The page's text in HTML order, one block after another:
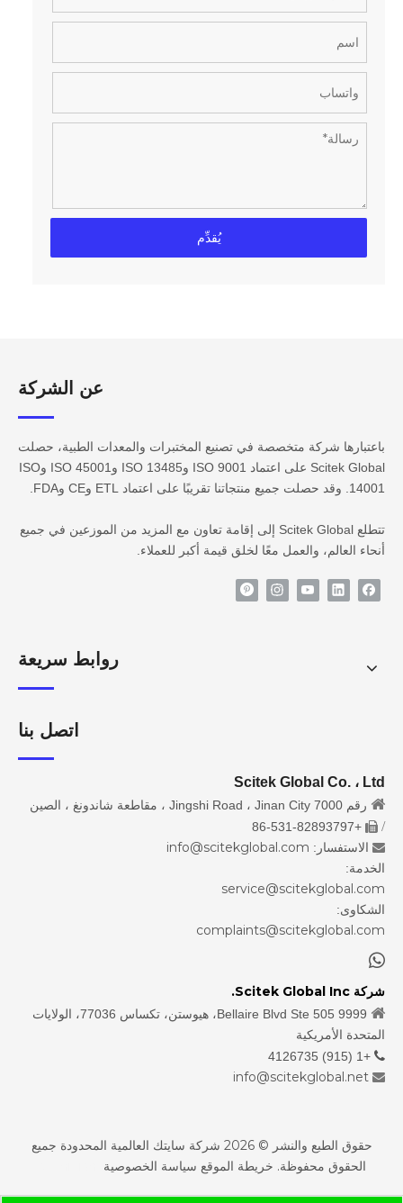
يُقدِّم
عن الشركة​​​​​​
باعتبارها شركة متخصصة في تصنيع المختبرات والمعدات الطبية، حصلت
Scitek Global على اعتماد ISO 9001 وISO 13485 وISO 45001 وISO
14001. وقد حصلت جميع منتجاتنا تقريبًا على اعتماد ETL وCE وFDA.
تتطلع Scitek Global إلى إقامة تعاون مع المزيد من الموزعين في جميع
أنحاء العالم، والعمل معًا لخلق قيمة أكبر للعملاء.
روابط سريعة
اتصل بنا
Scitek Global Co. ، Ltd
 رقم 7000 Jingshi Road ، Jinan City ، مقاطعة شاندونغ ، الصين
/

+86-531-82893797
 الاستفسار: info@scitekglobal.com
الخدمة:
service@scitekglobal.com
الشكاوى:
complaints@scitekglobal.com

شركة Scitek Global Inc.

9999 Bellaire Blvd Ste 505، هيوستن، تكساس 77036، الولايات
المتحدة الأمريكية

+1 (915) 4126735

info@scitekglobal.net
حقوق الطبع والنشر ©2026 شركة سايتك العالمية المحدودة جميع
الحقوق محفوظة. خريطة الموقع سياسة الخصوصية